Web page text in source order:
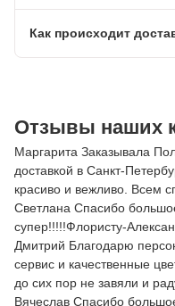
Как происходит
Отзывы наших
Маргарита Заказывала
доставкой в Санкт-
красиво и вежливо. Всем
Светлана Спасибо
супер!!!!!Флористу-
Дмитрий Благодарю
сервис и качественные
до сих пор не завяли и
Вячеслав Спасибо